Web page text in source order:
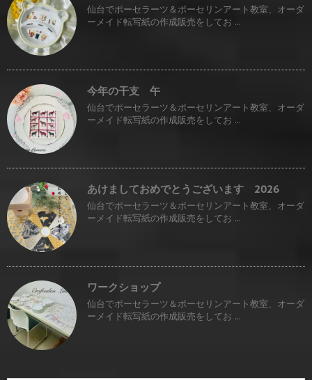
仙台でポーセラーツ＆ポーセリンアート教室、オーダ
ーメイド転写紙の作成販売をしてお ...
今年の干支 午
仙台でポーセラーツ＆ポーセリンアート教室、オーダ
ーメイド転写紙の作成販売をしてお ...
あけましておめでとうございます 2026
仙台でポーセラーツ＆ポーセリンアート教室、オーダ
ーメイド転写紙の作成販売をしてお ...
ワークショップ
仙台でポーセラーツ＆ポーセリンアート教室、オーダ
ーメイド転写紙の作成販売をしてお ...